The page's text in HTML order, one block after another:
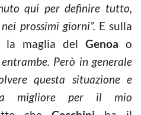
qui per definire tutto,
prossimi giorni”. E sulla
la maglia del Genoa o
Però in generale
questa situazione e
migliore per il mio